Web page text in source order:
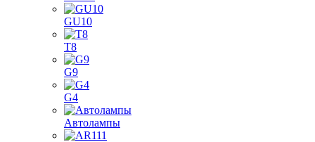
GU10
T8
G9
G4
Автолампы